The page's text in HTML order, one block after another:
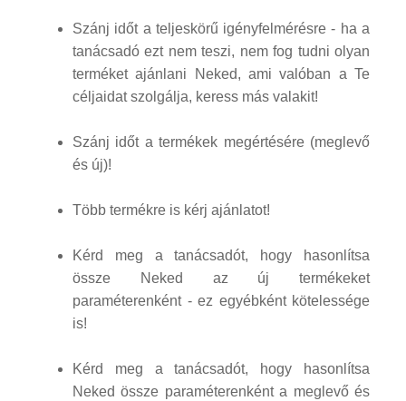
Szánj időt a teljeskörű igényfelmérésre - ha a
tanácsadó ezt nem teszi, nem fog tudni olyan
terméket ajánlani Neked, ami valóban a Te
céljaidat szolgálja, keress más valakit!
Szánj időt a termékek megértésére (meglevő
és új)!
Több termékre is kérj ajánlatot!
Kérd meg a tanácsadót, hogy hasonlítsa
össze Neked az új termékeket
paraméterenként - ez egyébként kötelessége
is!
Kérd meg a tanácsadót, hogy hasonlítsa
Neked össze paraméterenként a meglevő és